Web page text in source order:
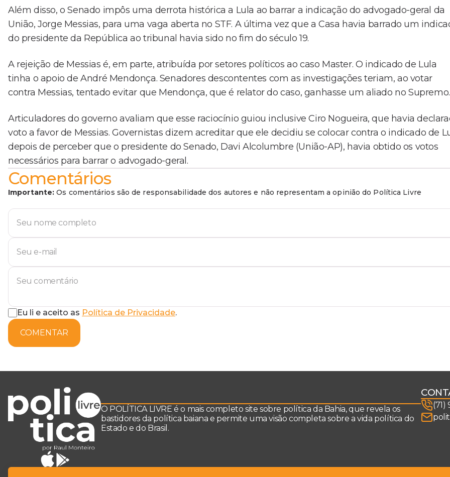
Além disso, o Senado impôs uma derrota histórica a Lula ao barrar a indicação do advogado-geral da
União, Jorge Messias, para uma vaga aberta no STF. A última vez que a Casa havia barrado um
do presidente da República ao tribunal havia sido no fim do século 19.
A rejeição de Messias é, em parte, atribuída por setores políticos ao caso Master. O indicado de Lula
tinha o apoio de André Mendonça. Senadores descontentes com as investigações teriam, ao votar
contra Messias, tentado evitar que Mendonça, que é relator do caso, ganhasse um aliado no Supremo.
Articuladores do governo avaliam que esse raciocínio guiou inclusive Ciro Nogueira, que havia
voto a favor de Messias. Governistas dizem acreditar que ele decidiu se colocar contra o indicado de
depois de perceber que o presidente do Senado, Davi Alcolumbre (União-AP), havia obtido os votos
necessários para barrar o advogado-geral.
Comentários
Importante: Os comentários são de responsabilidade dos autores e não representam a opinião do Política Livre
Eu li e aceito as Política de Privacidade.
COMENTAR
O POLÍTICA LIVRE é o mais completo site sobre política da Bahia, que revela os
bastidores da política baiana e permite uma visão completa sobre a vida política do
Estado e do Brasil.
(71)